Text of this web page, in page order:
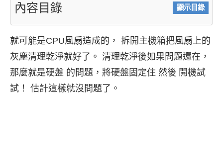
內容目錄 顯示目錄
就可能是CPU風扇造成的， 拆開主機箱把風扇上的
灰塵清理乾淨就好了。 清理乾淨後如果問題還在，
那麼就是硬盤 的問題，將硬盤固定住 然後 開機試
試！ 估計這樣就沒問題了。